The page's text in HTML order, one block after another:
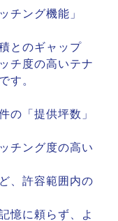
チング機能」
とのギャップ
チ度の高いテナ
す。
の「提供坪数」
チング度の高い
、許容範囲内の
憶に頼らず、よ